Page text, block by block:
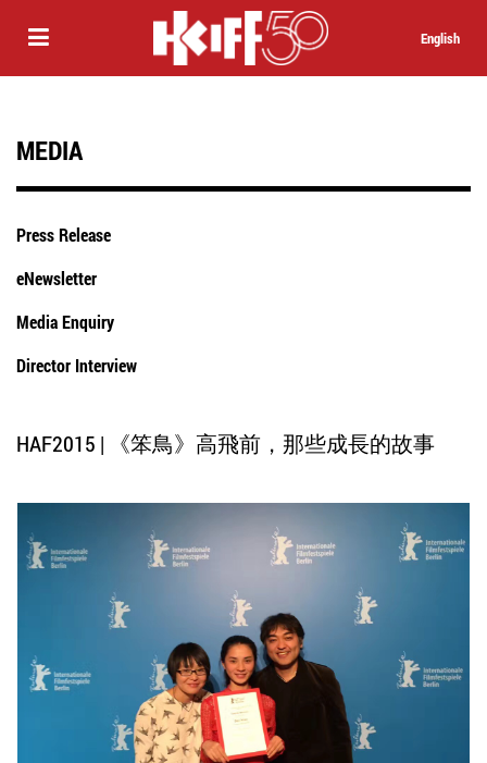
English
MEDIA
Press Release
eNewsletter
Media Enquiry
Director Interview
HAF2015 | 《笨鳥》高飛前，那些成長的故事